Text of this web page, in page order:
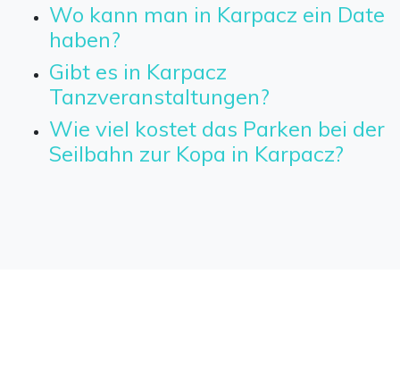
Wo kann man in Karpacz ein Date
haben?
Gibt es in Karpacz
Tanzveranstaltungen?
Wie viel kostet das Parken bei der
Seilbahn zur Kopa in Karpacz?